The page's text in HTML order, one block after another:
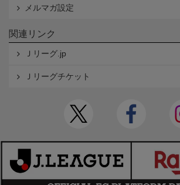
メルマガ設定
関連リンク
Ｊリーグ.jp
Ｊリーグチケット